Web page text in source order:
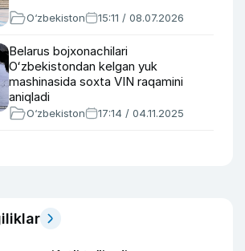
O‘zbekiston 15:11 / 08.07.2026
Belarus bojxonachilari
Oʻzbekistondan kelgan yuk
mashinasida soxta VIN raqamini
aniqladi
O‘zbekiston 17:14 / 04.11.2025